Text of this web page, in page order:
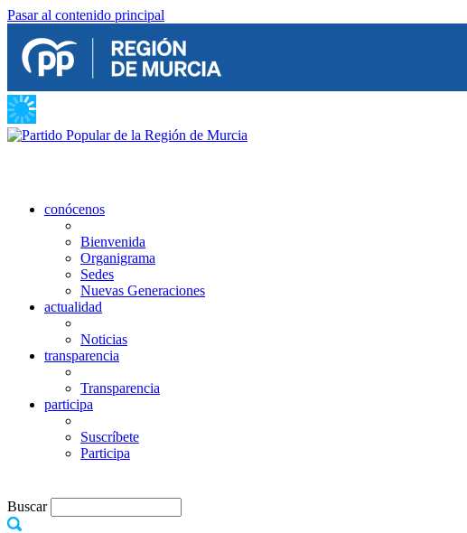
Pasar al contenido principal
conócenos
Bienvenida
Organigrama
Sedes
Nuevas Generaciones
actualidad
Noticias
transparencia
Transparencia
participa
Suscríbete
Participa
Buscar